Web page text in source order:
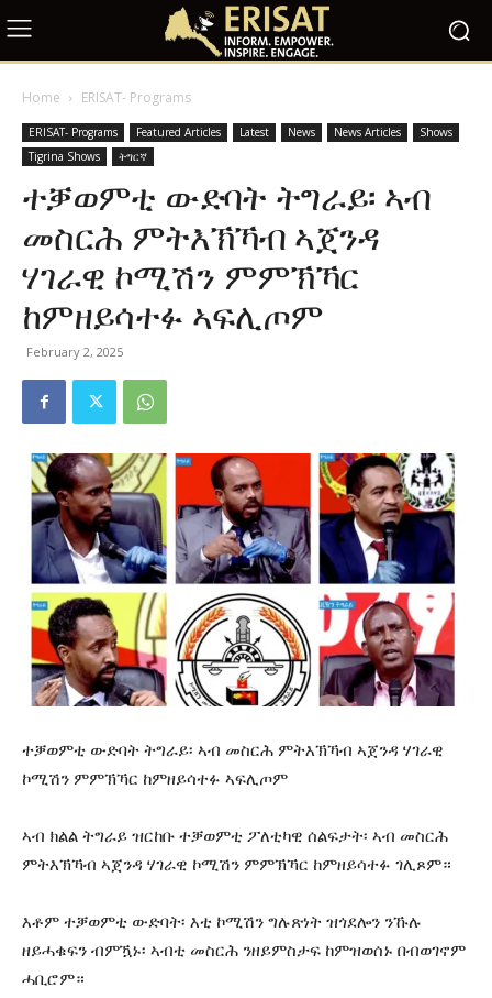
Home ERISAT- Programs
ERISAT- Programs Featured Articles Latest News News Articles
Shows
Tigrina Shows
ትግርኛ
ተቓወምቲ ውድባት ትግራይ፡ ኣብ
መስርሕ ምትእኽኻብ ኣጀንዳ
ሃገራዊ ኮሚሽን ምምኽኻር
ከምዘይሳተፉ ኣፍሊጦም
February 2, 2025
ተቓወምቲ ውድባት ትግራይ፡ ኣብ መስርሕ ምትእኽኻብ ኣጀንዳ ሃገራዊ
ኮሚሽን ምምኽኻር ከምዘይሳተፉ ኣፍሊጦም
ኣብ ክልል ትግራይ ዝርከቡ ተቓወምቲ ፖለቲካዊ ሰልፍታት፡ ኣብ መስርሕ
ምትእኽኻብ ኣጀንዳ ሃገራዊ ኮሚሽን ምምኽኻር ከምዘይሳተፉ ገሊጾም።
እቶም ተቓወምቲ ውድባት፡ እቲ ኮሚሽን ግሉጽነት ዝጎደሎን ንኹሉ
ዘይሓቁፍን ብምዃኑ፡ ኣብቲ መስርሕ ንዘይምስታፍ ከምዝወሰኑ በብወገኖም
ሓቢሮም።